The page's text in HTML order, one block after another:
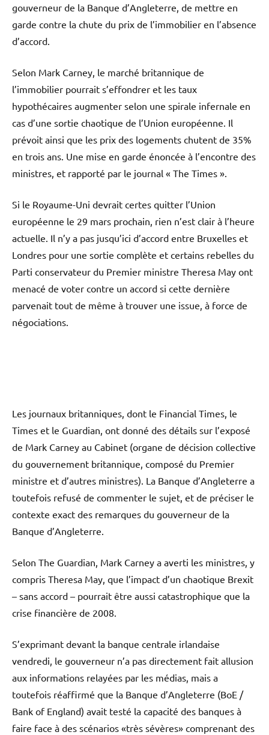
gouverneur de la Banque d’Angleterre, de mettre en
garde contre la chute du prix de l’immobilier en l’absence
d’accord.
Selon Mark Carney, le marché britannique de
l’immobilier pourrait s’effondrer et les taux
hypothécaires augmenter selon une spirale infernale en
cas d’une sortie chaotique de l’Union européenne. Il
prévoit ainsi que les prix des logements chutent de 35%
en trois ans. Une mise en garde énoncée à l’encontre des
ministres, et rapporté par le journal « The Times ».
Si le Royaume-Uni devrait certes quitter l’Union
européenne le 29 mars prochain, rien n’est clair à l’heure
actuelle. Il n’y a pas jusqu’ici d’accord entre Bruxelles et
Londres pour une sortie complète et certains rebelles du
Parti conservateur du Premier ministre Theresa May ont
menacé de voter contre un accord si cette dernière
parvenait tout de même à trouver une issue, à force de
négociations.
Les journaux britanniques, dont le Financial Times, le
Times et le Guardian, ont donné des détails sur l’exposé
de Mark Carney au Cabinet (organe de décision collective
du gouvernement britannique, composé du Premier
ministre et d’autres ministres). La Banque d’Angleterre a
toutefois refusé de commenter le sujet, et de préciser le
contexte exact des remarques du gouverneur de la
Banque d’Angleterre.
Selon The Guardian, Mark Carney a averti les ministres, y
compris Theresa May, que l’impact d’un chaotique Brexit
– sans accord – pourrait être aussi catastrophique que la
crise financière de 2008.
S’exprimant devant la banque centrale irlandaise
vendredi, le gouverneur n’a pas directement fait allusion
aux informations relayées par les médias, mais a
toutefois réaffirmé que la Banque d’Angleterre (BoE /
Bank of England) avait testé la capacité des banques à
faire face à des scénarios «très sévères» comprenant des